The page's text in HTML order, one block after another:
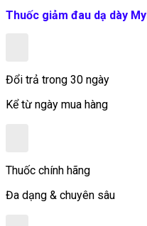
Thuốc giảm đau dạ dày
Đổi trả trong 30 ngày
Kể từ ngày mua hàng
Thuốc chính hãng
Đa dạng & chuyên sâu